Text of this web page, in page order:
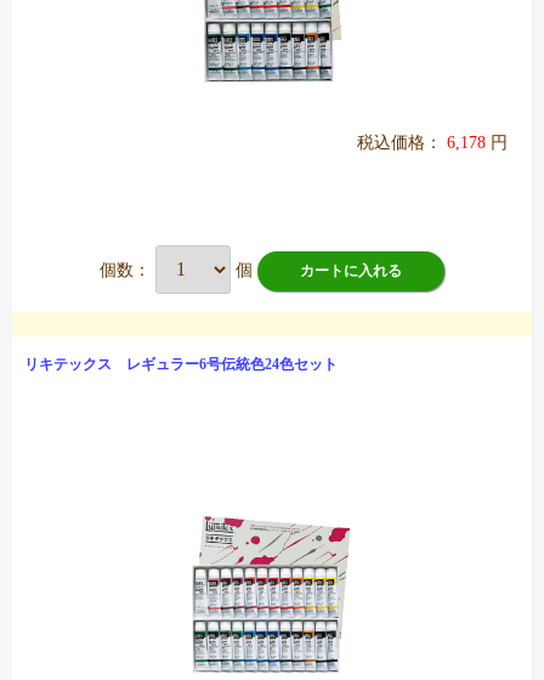
税込価格： 6,178 円
個数： 個 カートに入れる
リキテックス レギュラー6号伝統色24色セット